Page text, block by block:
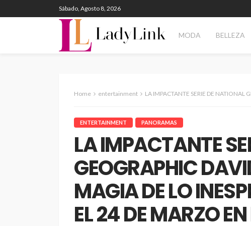
Sábado, Agosto 8, 2026
MODA BELLEZA
Home entertainment LA IMPACTANTE SERIE DE NATIONAL GEOGRAPHIC DAVID BLAINE: LA
ENTERTAINMENT PANORAMAS
LA IMPACTANTE
GEOGRAPHIC
MAGIA DE LO
EL 24 DE MARZO